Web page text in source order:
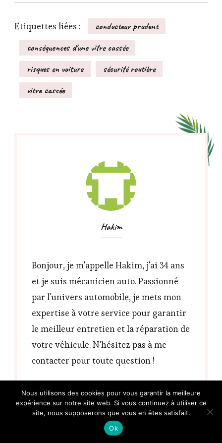
Etiquettes liées :
conducteur prudent
conséquences d'une vitre cassée
risques en voiture
sécurité routière
vitre cassée
Hakim
Bonjour, je m'appelle Hakim, j'ai 34 ans
et je suis mécanicien auto. Passionné
par l'univers automobile, je mets mon
expertise à votre service pour garantir
le meilleur entretien et la réparation de
votre véhicule. N'hésitez pas à me
contacter pour toute question !
Navigation
ARTICLE PRÉCÉDENT
Nous utilisons des cookies pour vous garantir la meilleure
expérience sur notre site web. Si vous continuez à utiliser ce
site, nous supposerons que vous en êtes satisfait.
Ok